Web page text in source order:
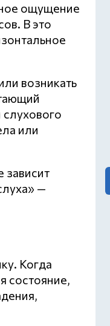
ощущение
В это
возникать
или
зависит
—
Когда
состояние,